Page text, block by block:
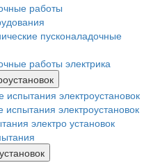
работы
пусконаладочные
работы электрика
электроустановок
электроустановок
электро установок